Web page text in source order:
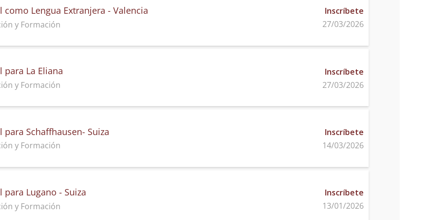
Lengua Extranjera - Valencia
y Formación
Inscríbete
27/03/2026
para La Eliana
y Formación
Inscríbete
27/03/2026
Schaffhausen- Suiza
y Formación
Inscríbete
14/03/2026
Lugano - Suiza
y Formación
Inscríbete
13/01/2026